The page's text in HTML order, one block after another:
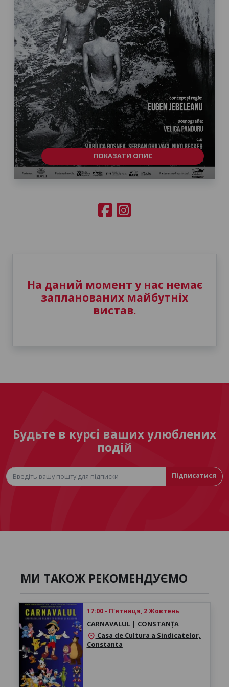
ПОКАЗАТИ ОПИС
На даний момент у нас немає
запланованих майбутніх
вистав.
Будьте в курсі ваших улюблених
подій
Підписатися
МИ ТАКОЖ РЕКОМЕНДУЄМО
17:00 - П'ятниця, 2 Жовтень
CARNAVALUL | CONSTANȚA
location_on Casa de Cultura a Sindicatelor,
Constanta